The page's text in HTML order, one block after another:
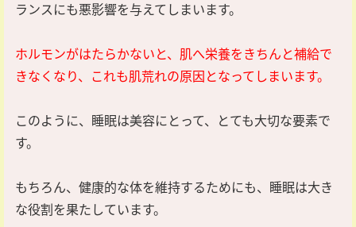
ランスにも悪影響を与えてしまいます。
ホルモンがはたらかないと、肌へ栄養をきちんと補給で
きなくなり、これも肌荒れの原因となってしまいます。
このように、睡眠は美容にとって、とても大切な要素で
す。
もちろん、健康的な体を維持するためにも、睡眠は大き
な役割を果たしています。